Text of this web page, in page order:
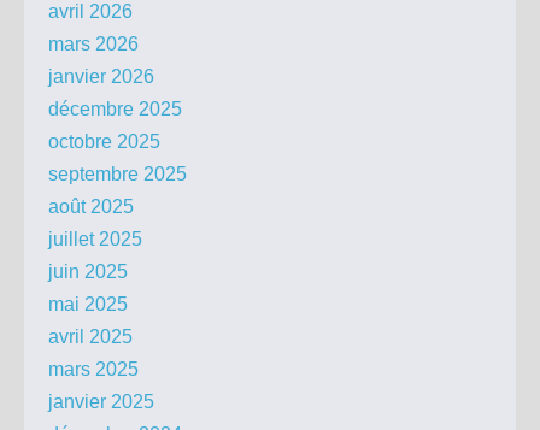
avril 2026
mars 2026
janvier 2026
décembre 2025
octobre 2025
septembre 2025
août 2025
juillet 2025
juin 2025
mai 2025
avril 2025
mars 2025
janvier 2025